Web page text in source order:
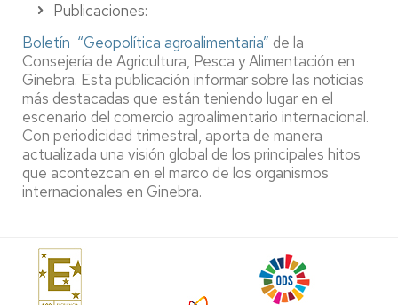
Publicaciones:
Boletín “Geopolítica agroalimentaria” de la
Consejería de Agricultura, Pesca y Alimentación en
Ginebra. Esta publicación informar sobre las noticias
más destacadas que están teniendo lugar en el
escenario del comercio agroalimentario internacional.
Con periodicidad trimestral, aporta de manera
actualizada una visión global de los principales hitos
que acontezcan en el marco de los organismos
internacionales en Ginebra.